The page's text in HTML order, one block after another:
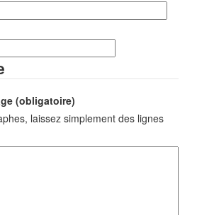
(obligatoire)
laissez simplement des lignes